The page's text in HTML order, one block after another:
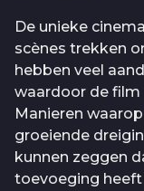
De unieke
scènes trekken
hebben veel
waardoor de film
Manieren
groeiende
kunnen zeggen
toevoeging heeft